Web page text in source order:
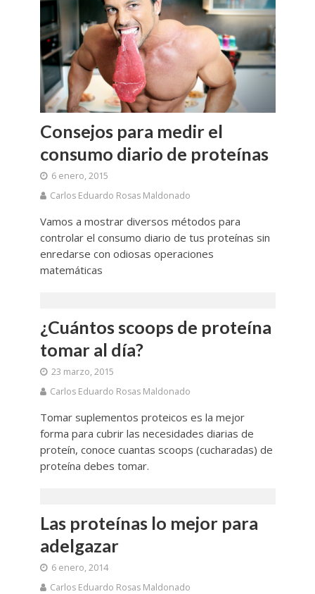
Consejos para medir el
consumo diario de proteínas
6 enero, 2015
Carlos Eduardo Rosas Maldonado
Vamos a mostrar diversos métodos para
controlar el consumo diario de tus proteínas sin
enredarse con odiosas operaciones
matemáticas
¿Cuántos scoops de proteína
tomar al día?
23 marzo, 2015
Carlos Eduardo Rosas Maldonado
Tomar suplementos proteicos es la mejor
forma para cubrir las necesidades diarias de
proteín, conoce cuantas scoops (cucharadas) de
proteína debes tomar.
Las proteínas lo mejor para
adelgazar
6 enero, 2014
Carlos Eduardo Rosas Maldonado